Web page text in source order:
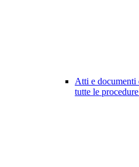
Atti e documenti
tutte le procedure